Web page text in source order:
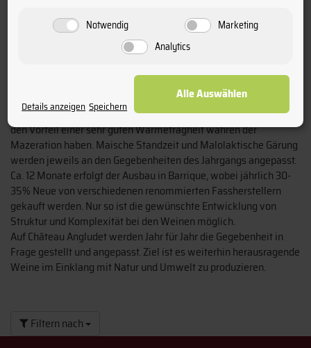
Weinbergen sollte sich weitgehend selbst regulieren. Der
Mensch sollte nur unterstützend eingreifen. Hierzu gehört die
Reduzierung der Menge mit Entblättern, ökologischer
Grundlagen von „naturnahem Anbau“ und Umweltschutz
bewahren das Terroir für die folgenden Generationen.
Die Vinifikation erfolgt in großen, traditionellen Betontanks, die
den Vorteil einer sehr guten Wärmeträgheit währen der
Mazeration haben. Maische Standzeit und Malolaktische Gärung
werden jeweils an den Gegebenheiten des Jahrgangs angepasst.
Ca. 12 Monate erfolgt der Ausbau in Barrique, wobei jährlich 30-
35% Neue von verschiedenen renommierten Fassherstellern
gekauft werden. Nur so ist die gewünschte Entwicklung von
Struktur und Komplexität bei den Weinen möglich.
Auf Château Angludet werden Jahr für Jahr die Gegebenheit in
Frage gestellt und angepasst. Ziel ist es weiterhin herausragende
Weine im Einklang mit Natur und Umwelt zu produzieren.
Filtern nach
Notwendig
Marketing
Analytics
Details anzeigen Speichern
Alle Auswählen